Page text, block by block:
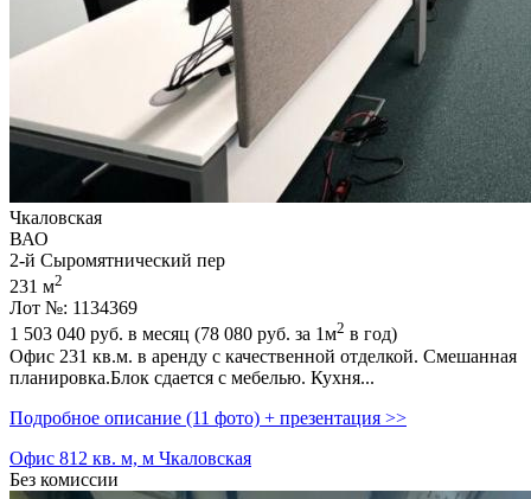
Чкаловская
ВАО
2-й Сыромятнический пер
231 м2
Лот №: 1134369
1 503 040 руб. в месяц (78 080 руб. за 1м2 в год)
Офис 231 кв.м. в аренду с качественной отделкой. Смешанная
планировка.Блок сдается с мебелью. Кухня...
Подробное описание (11 фото) + презентация >>
Офис 812 кв. м, м Чкаловская
Без комиссии